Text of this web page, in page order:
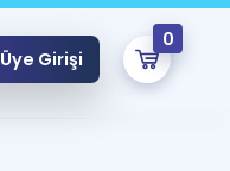
Üye Girişi
0